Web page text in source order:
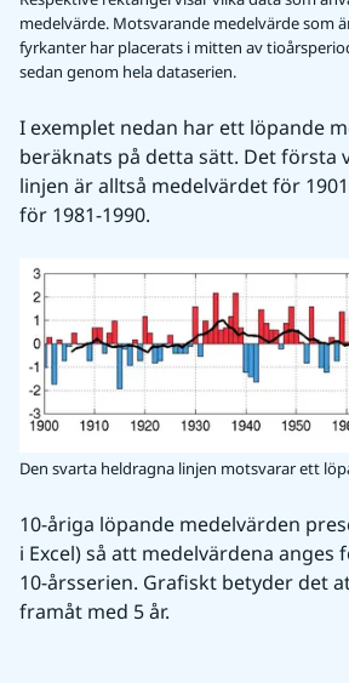
medelvärde. Motsvarande medelvärde som
fyrkanter har placerats i mitten av
sedan genom hela dataserien.
I exemplet nedan har ett löpande
beräknats på detta sätt. Det första
linjen är alltså medelvärdet för
för 1981-1990.
Den svarta heldragna linjen motsvarar ett
10-åriga löpande medelvärden
i Excel) så att medelvärdena anges
10-årsserien. Grafiskt betyder det
framåt med 5 år.